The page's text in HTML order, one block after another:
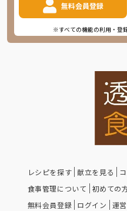
無料会員登録
※すべての機能の利用・登
レシピを探す 献立を見る
食事管理について
初めての
無料会員登録 ログイン 運